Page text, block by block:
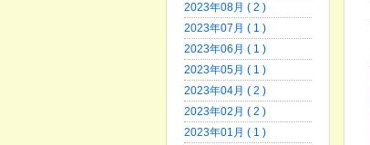
2023年08月 ( 2 )
2023年07月 ( 1 )
2023年06月 ( 1 )
2023年05月 ( 1 )
2023年04月 ( 2 )
2023年02月 ( 2 )
2023年01月 ( 1 )